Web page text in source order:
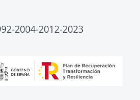
2004-2012-2023